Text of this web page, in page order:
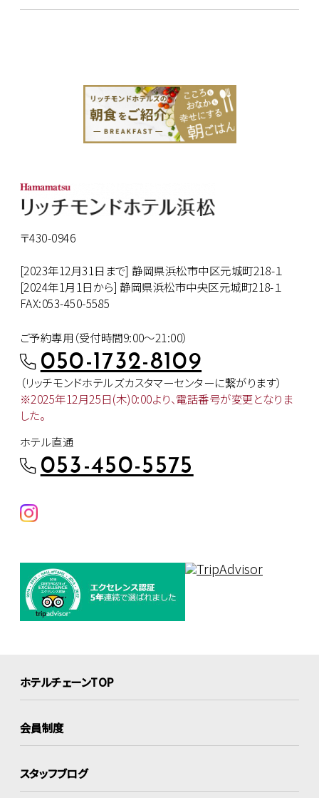
〒430-0946
[2023年12月31日まで] 静岡県浜松市中区元城町218-１
[2024年1月1日から] 静岡県浜松市中央区元城町218-１
FAX:053-450-5585
ご予約専用（受付時間9:00～21:00）
050-1732-8109
（リッチモンドホテルズカスタマーセンターに繋がります）
※2025年12月25日(木)0:00より、電話番号が変更となりま
した。
ホテル直通
053-450-5575
ホテルチェーンTOP
会員制度
スタッフブログ